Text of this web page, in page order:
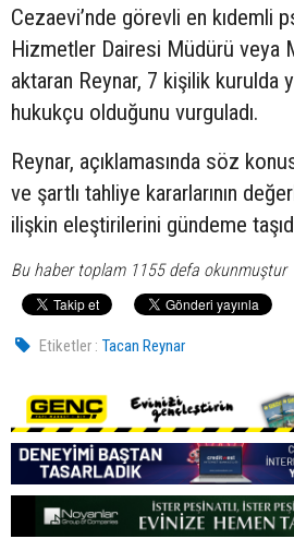
Cezaevi’nde görevli en kıdemli
Hizmetler Dairesi Müdürü veya
aktaran Reynar, 7 kişilik kurulda
hukukçu olduğunu vurguladı.
Reynar, açıklamasında söz
ve şartlı tahliye kararlarının
ilişkin eleştirilerini gündeme
Bu haber toplam 1155 defa okunmuştur
Etiketler : Tacan Reynar